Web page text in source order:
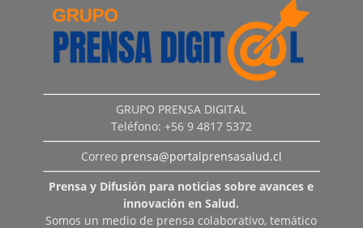
GRUPO PRENSA DIGITAL
Teléfono: +56 9 4817 5372
Correo prensa@portalprensasalud.cl
Prensa y Difusión para noticias sobre avances e
innovación en Salud.
Somos un medio de prensa colaborativo, temático